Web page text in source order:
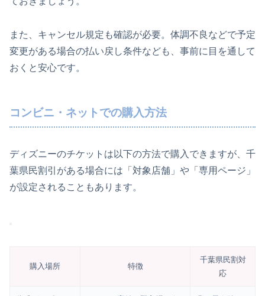
また、キャンセル規定も確認が必要。体調不良などで予定
変更がある場合の払い戻し条件なども、事前に目を通して
おくと安心です。
コンビニ・ネットでの購入方法
ディズニーのチケットは以下の方法で購入できますが、千
葉県民割引がある場合には「対象店舗」や「専用ページ」
が設定されることもあります。
購入場所 特徴
千葉県民割対
応